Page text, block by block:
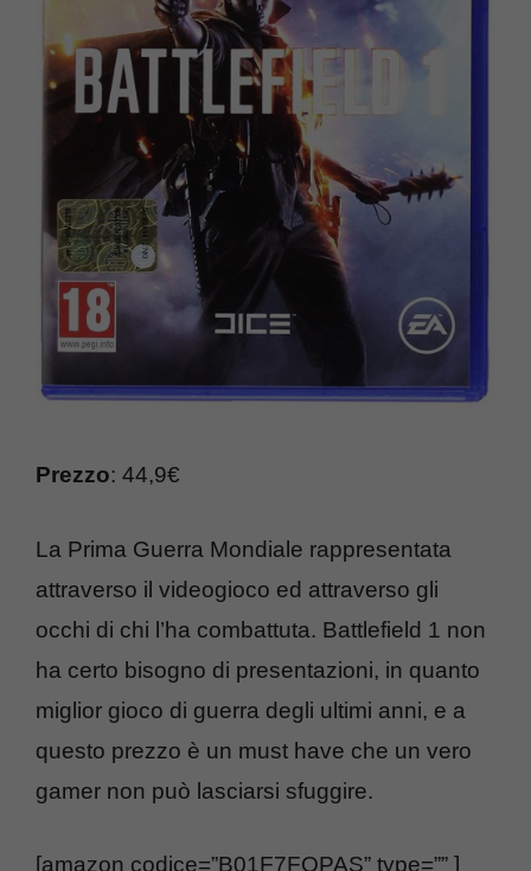
Prezzo: 44,9€
La Prima Guerra Mondiale rappresentata
attraverso il videogioco ed attraverso gli
occhi di chi l’ha combattuta. Battlefield 1 non
ha certo bisogno di presentazioni, in quanto
miglior gioco di guerra degli ultimi anni, e a
questo prezzo è un must have che un vero
gamer non può lasciarsi sfuggire.
[amazon codice=”B01F7FOPAS” type=”” ]